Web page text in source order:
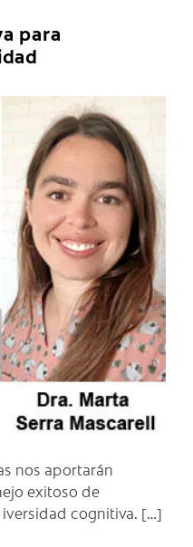
para
nos aportarán
exitoso de
cognitiva. […]